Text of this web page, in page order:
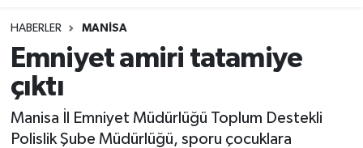
HABERLER MANİSA
Emniyet amiri tatamiye
çıktı
Manisa İl Emniyet Müdürlüğü Toplum Destekli
Polislik Şube Müdürlüğü, sporu çocuklara
SPOR
YAŞAM
RESMİ REKLAM
Son Dakika Haberleri
Haber Arşivi